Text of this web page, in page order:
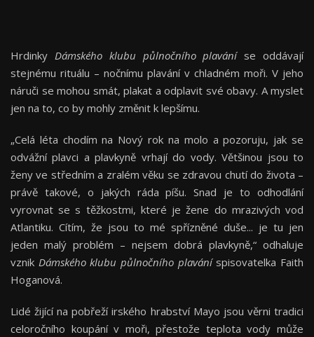
Hrdinky Dámského klubu půlnočního plaváníse oddávají
stejnému rituálu – nočnímu plavání v chladném moři. V jeho
náruči se mohou smát, plakat a odplavit své obavy. A myslet
jen na to, co by mohly změnit k lepšímu.
„Celá léta chodím na Nový rok na molo a pozoruju, jak se
odvážní plavci a plavkyně vrhají do vody. Většinou jsou to
ženy ve středním a zralém věku se zdravou chutí do života –
právě takové, o jakých ráda píšu. Snad je to odhodlání
vyrovnat se s těžkostmi, které je žene do mrazivých vod
Atlantiku. Cítím, že jsou to mé spřízněné duše... je tu jen
jeden malý problém – nejsem dobrá plavkyně,“ odhaluje
vznik Dámského klubu půlnočního plaváníspisovatelka Faith
Hoganová.
Lidé žijící na pobřeží irského hrabství Mayo jsou věrni tradici
celoročního koupání v moři, přestože teplota vody může